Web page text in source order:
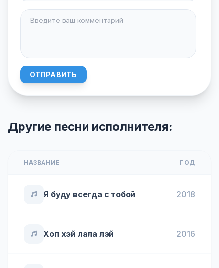
ОТПРАВИТЬ
Другие песни исполнителя:
НАЗВАНИЕ ГОД
Я буду всегда с тобой 2018
Хоп хэй лала лэй 2016